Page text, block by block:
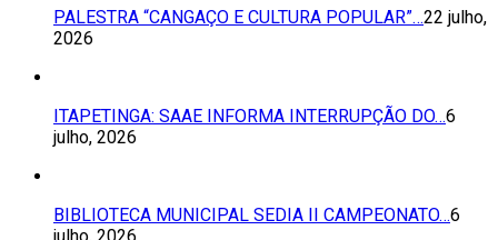
PALESTRA “CANGAÇO E CULTURA POPULAR”…22 julho,
2026
ITAPETINGA: SAAE INFORMA INTERRUPÇÃO DO…6
julho, 2026
BIBLIOTECA MUNICIPAL SEDIA II CAMPEONATO…6